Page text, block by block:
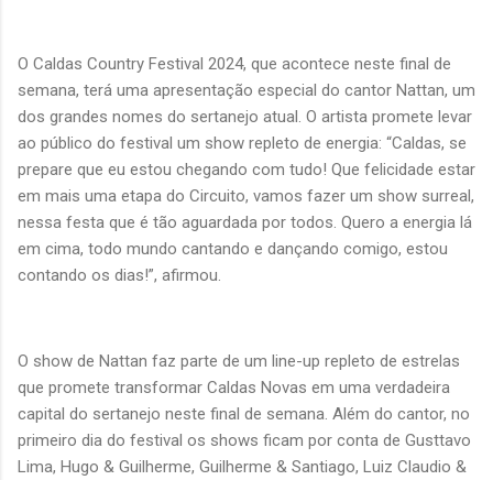
O Caldas Country Festival 2024, que acontece neste final de
semana, terá uma apresentação especial do cantor Nattan, um
dos grandes nomes do sertanejo atual. O artista promete levar
ao público do festival um show repleto de energia: “Caldas, se
prepare que eu estou chegando com tudo! Que felicidade estar
em mais uma etapa do Circuito, vamos fazer um show surreal,
nessa festa que é tão aguardada por todos. Quero a energia lá
em cima, todo mundo cantando e dançando comigo, estou
contando os dias!”, afirmou.
O show de Nattan faz parte de um line-up repleto de estrelas
que promete transformar Caldas Novas em uma verdadeira
capital do sertanejo neste final de semana. Além do cantor, no
primeiro dia do festival os shows ficam por conta de Gusttavo
Lima, Hugo & Guilherme, Guilherme & Santiago, Luiz Claudio &